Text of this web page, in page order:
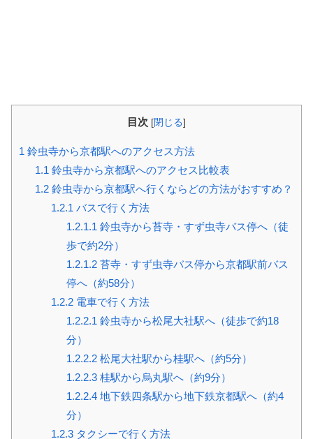
目次 [閉じる]
1 鈴虫寺から京都駅へのアクセス方法
1.1 鈴虫寺から京都駅へのアクセス比較表
1.2鈴虫寺から京都駅へ行くならどの方法がおすすめ？
1.2.1 バスで行く方法
1.2.1.1 鈴虫寺から苔寺・すず虫寺バス停へ（徒
歩で約2分）
1.2.1.2 苔寺・すず虫寺バス停から京都駅前バス
停へ（約58分）
1.2.2電車で行く方法
1.2.2.1 鈴虫寺から松尾大社駅へ（徒歩で約18
分）
1.2.2.2 松尾大社駅から桂駅へ（約5分）
1.2.2.3 桂駅から烏丸駅へ（約9分）
1.2.2.4 地下鉄四条駅から地下鉄京都駅へ（約4
分）
1.2.3タクシーで行く方法